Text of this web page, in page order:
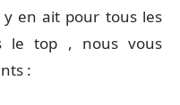
y en ait pour tous les
le top , nous vous
: